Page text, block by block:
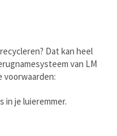
Dat kan heel
van LM
voorwaarden:
in je luieremmer.